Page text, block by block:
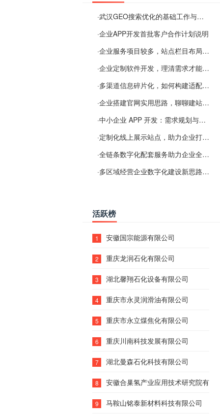
·武汉GEO搜索优化的基础工作与实施思路
·企业APP开发首批客户合作计划说明
·企业服务项目较多，站点栏目布局规划参考思路
·企业定制软件开发，理清需求才能提升数字化落地效率
·多渠道信息碎片化，如何构建适配 AI 检索的品牌信息源
·企业搭建官网实用思路，聊聊建站容易忽视的问题
·中小企业 APP 开发：需求规划与项目落地避坑经验分享
·定制化线上展示站点，助力企业打通线上经营渠道
·全链条数字化配套服务助力企业全域线上经营
·多区域经营企业数字化建设新思路：多端载体与地域检索一体化落地思路分享
活跃榜
1 安徽国宗能源有限公司
2 重庆龙润石化有限公司
3 湖北馨翔石化设备有限公司
4 重庆市永灵润滑油有限公司
5 重庆市永立煤焦化有限公司
6 重庆川南科技发展有限公司
7 湖北曼森石化科技有限公司
8 安徽合巢氢产业应用技术研究院有限
9 马鞍山铭泰新材料科技有限公司